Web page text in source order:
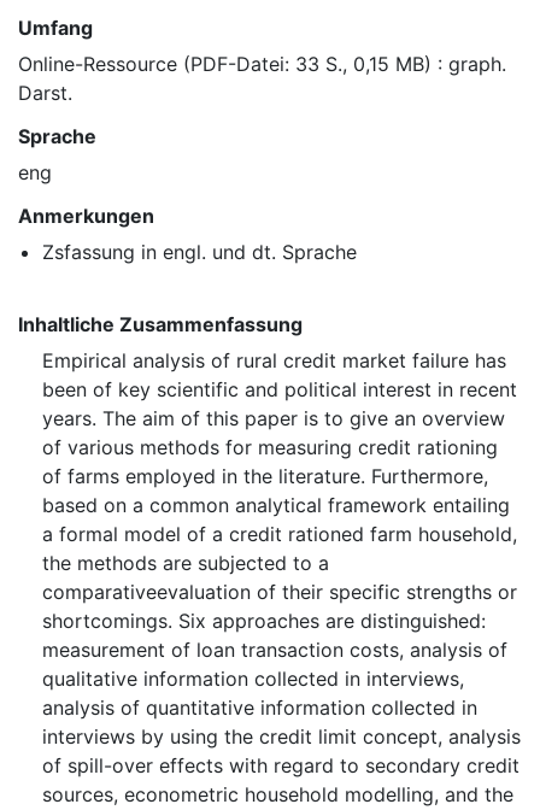
Umfang
Online-Ressource (PDF-Datei: 33 S., 0,15 MB) : graph.
Darst.
Sprache
eng
Anmerkungen
Zsfassung in engl. und dt. Sprache
Inhaltliche Zusammenfassung
Empirical analysis of rural credit market failure has
been of key scientific and political interest in recent
years. The aim of this paper is to give an overview
of various methods for measuring credit rationing
of farms employed in the literature. Furthermore,
based on a common analytical framework entailing
a formal model of a credit rationed farm household,
the methods are subjected to a
comparativeevaluation of their specific strengths or
shortcomings. Six approaches are distinguished:
measurement of loan transaction costs, analysis of
qualitative information collected in interviews,
analysis of quantitative information collected in
interviews by using the credit limit concept, analysis
of spill-over effects with regard to secondary credit
sources, econometric household modelling, and the